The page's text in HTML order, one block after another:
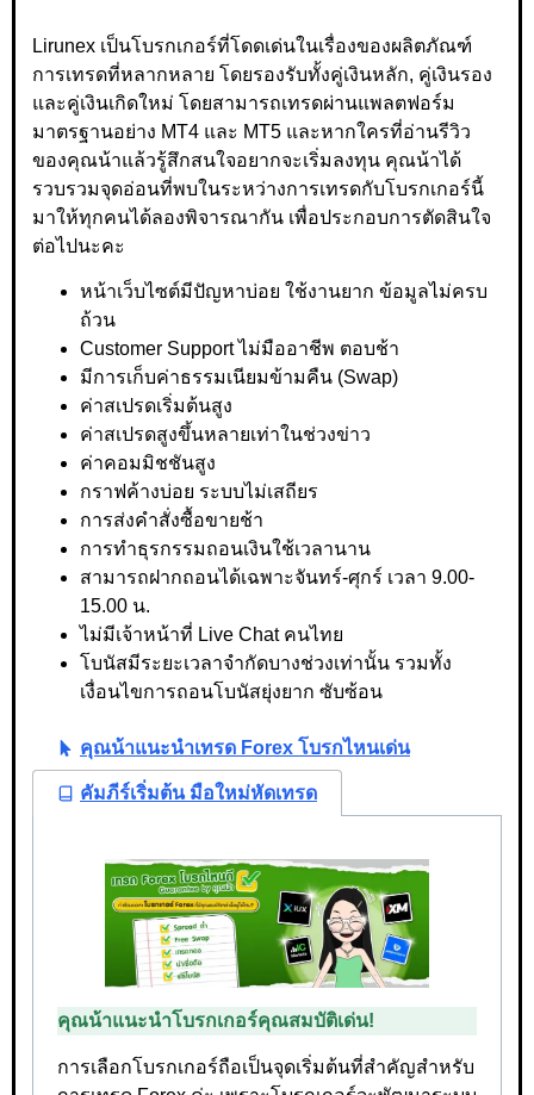
Lirunex เป็นโบรกเกอร์ที่โดดเด่นในเรื่องของผลิตภัณฑ์
การเทรดที่หลากหลาย โดยรองรับทั้งคู่เงินหลัก, คู่เงินรอง
และคู่เงินเกิดใหม่ โดยสามารถเทรดผ่านแพลตฟอร์ม
มาตรฐานอย่าง MT4 และ MT5 และหากใครที่อ่านรีวิว
ของคุณน้าแล้วรู้สึกสนใจอยากจะเริ่มลงทุน คุณน้าได้
รวบรวมจุดอ่อนที่พบในระหว่างการเทรดกับโบรกเกอร์นี้
มาให้ทุกคนได้ลองพิจารณากัน เพื่อประกอบการตัดสินใจ
ต่อไปนะคะ
หน้าเว็บไซต์มีปัญหาบ่อย ใช้งานยาก ข้อมูลไม่ครบ
ถ้วน
Customer Support ไม่มืออาชีพ ตอบช้า
มีการเก็บค่าธรรมเนียมข้ามคืน (Swap)
ค่าสเปรดเริ่มต้นสูง
ค่าสเปรดสูงขึ้นหลายเท่าในช่วงข่าว
ค่าคอมมิชชันสูง
กราฟค้างบ่อย ระบบไม่เสถียร
การส่งคำสั่งซื้อขายช้า
การทำธุรกรรมถอนเงินใช้เวลานาน
สามารถฝากถอนได้เฉพาะจันทร์-ศุกร์ เวลา 9.00-
15.00 น.
ไม่มีเจ้าหน้าที่ Live Chat คนไทย
โบนัสมีระยะเวลาจำกัดบางช่วงเท่านั้น รวมทั้ง
เงื่อนไขการถอนโบนัสยุ่งยาก ซับซ้อน
คุณน้าแนะนำเทรด Forex โบรกไหนเด่น
คัมภีร์เริ่มต้น มือใหม่หัดเทรด
คุณน้าแนะนำโบรกเกอร์คุณสมบัติเด่น!
การเลือกโบรกเกอร์ถือเป็นจุดเริ่มต้นที่สำคัญสำหรับ